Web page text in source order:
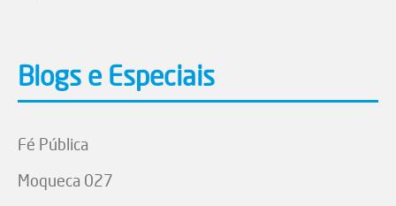
Blogs e Especiais
Fé Pública
Moqueca 027